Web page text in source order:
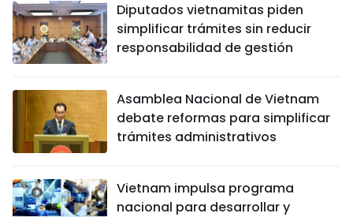
Diputados vietnamitas piden
simplificar trámites sin reducir
responsabilidad de gestión
Asamblea Nacional de Vietnam
debate reformas para simplificar
trámites administrativos
Vietnam impulsa programa
nacional para desarrollar y